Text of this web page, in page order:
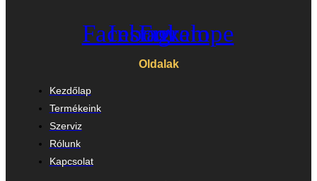
Facebook
Instagram
Envelope
Oldalak
Kezdőlap
Termékeink
Szerviz
Rólunk
Kapcsolat